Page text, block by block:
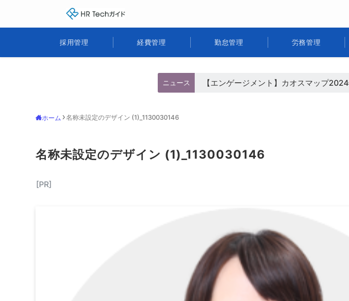
HR Techガイド
採用管理 経費管理 勤怠管理 労務管理
ニュース 【エンゲージメント】カオスマップ
ホーム 名称未設定のデザイン (1)_1130030146
名称未設定のデザイン (1)_1130030146